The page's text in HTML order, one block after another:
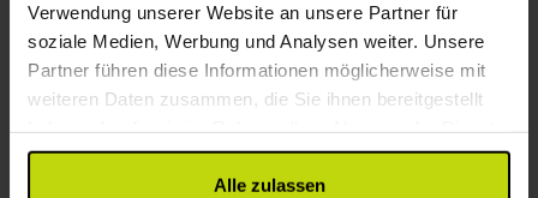
Verwendung unserer Website an unsere Partner für
soziale Medien, Werbung und Analysen weiter. Unsere
Partner führen diese Informationen möglicherweise mit
weiteren Daten zusammen, die Sie ihnen bereitgestellt
gesammelt haben.
Alle zulassen
Die Insel Møn - einfach traumhaft
Hotel Præstekilde
4.0/ 5 Sehr gut282 Bewertungen